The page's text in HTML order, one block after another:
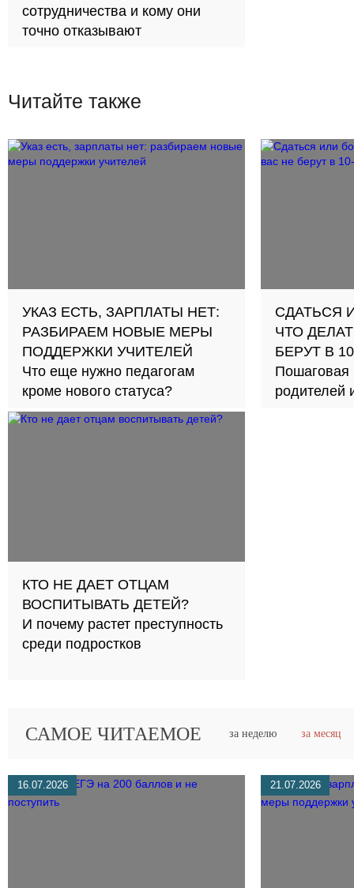
сотрудничества и кому они
точно отказывают
Читайте также
УКАЗ ЕСТЬ, ЗАРПЛАТЫ НЕТ:
РАЗБИРАЕМ НОВЫЕ МЕРЫ
ПОДДЕРЖКИ УЧИТЕЛЕЙ
Что еще нужно педагогам
кроме нового статуса?
СДАТЬСЯ
ЧТО
БЕРУТ В
Пошаговая
родителей
КТО НЕ ДАЕТ ОТЦАМ
ВОСПИТЫВАТЬ ДЕТЕЙ?
И почему растет преступность
среди подростков
САМОЕ ЧИТАЕМОЕ за неделю за месяц
16.07.2026 21.07.2026